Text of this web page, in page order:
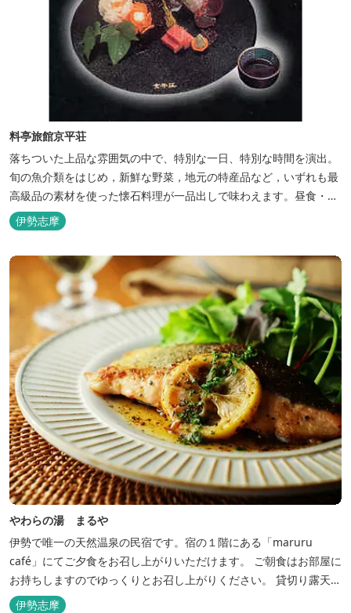
料亭旅館京平荘
落ちついた上品な雰囲気の中で、特別な一日、特別な時間を演出。
旬の魚介類をはじめ，新鮮な野菜，地元の特産品など，いずれも最
高級品の素材を使った懐石料理が一品出しで味わえます。昼食・夕
食・宿泊ができます。
伊勢志摩
やわらの湯 まるや
伊勢で唯一の天然温泉の民宿です。宿の１階にある「maruru
café」にてご夕食をお召し上がりいただけます。 ご朝食はお部屋に
お持ちしますのでゆっくりとお召し上がりください。 貸切り露天風
呂完備、駅近、夫婦岩まで徒歩15分です。
伊勢志摩